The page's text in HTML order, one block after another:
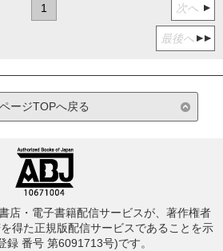
1 次へ
最後へ
ページTOPへ戻る
店・電子書籍配信サービスが、著作権者
得た正規版配信サービスであることを示
録 番号 第6091713号)です。